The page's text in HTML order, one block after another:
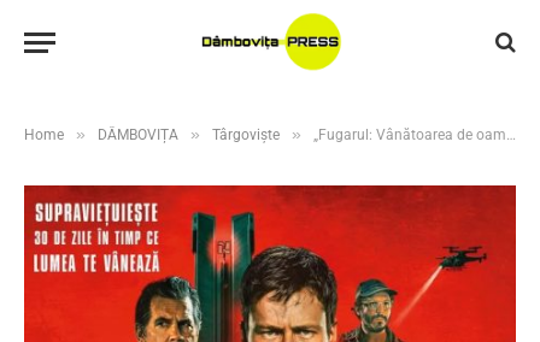
Home » DÂMBOVIȚA » Târgoviște » „Fugarul: Vânătoarea de oameni” – adrenalina pură ajunge pe ecranele din Târgoviște